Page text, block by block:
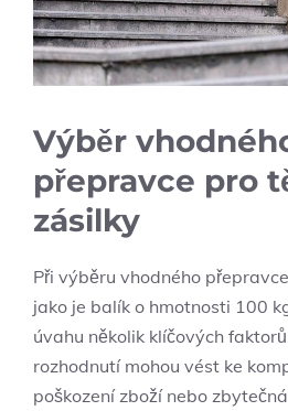
Výběr
přepravce pro
zásilky
Při výběru vhodného⁢
jako je balík ​o ‍hmotnosti ⁤100⁢
úvahu několik klíčových
rozhodnutí mohou vést ke
poškození‍ zboží nebo